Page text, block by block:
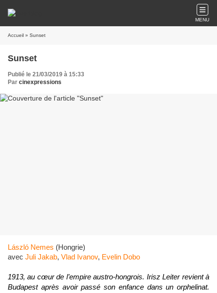
MENU
Accueil » Sunset
Sunset
Publié le 21/03/2019 à 15:33
Par cinexpressions
László Nemes (Hongrie)
avec Juli Jakab, Vlad Ivanov, Evelin Dobo
1913, au cœur de l’empire austro-hongrois. Irisz Leiter revient à
Budapest après avoir passé son enfance dans un orphelinat.